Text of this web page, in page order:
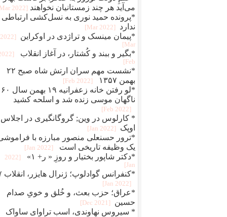
می‌آید هر چند زمستانیان نخواهند [2022 Mar]
*پرونده حمید نوری به نسل‌کشی ارتباطی
ندارد
[2022 Mar]
*پیمان مینسک و تراژدی در اوکراین
[2022
Mar]
*بگير و ببند و کُشتار، در آغاز انقلاب
Feb]
*نشست مهم سران ارتش شاه صبح ۲۲
بهمن ۱۳۵۷
[2022 Feb]
*لو رفتن خانه زعفرانیه ۱۹ بهمن سال ۶۰
ناگهان موسی زنده شد و اسلحه کشید
[2022 Feb]
* کارلوس در وین; گروگانگیری در اجلاس
اوپک
[2022 Jan]
*ترور حسنعلی منصور مبارزه با
یک وظیفه تاریخی است
[2022 Jan]
*دکتر شاپور بختیار و روزِ « ر+ ۱»
[2022
Jan]
[2022 Jan]
*عراق؛ حزب بعث، و خُلق‌ و‌ خویِ صدام
حسین
[2021 Dec]
* سیروس نهاوندی، اسب تراوای ساواک